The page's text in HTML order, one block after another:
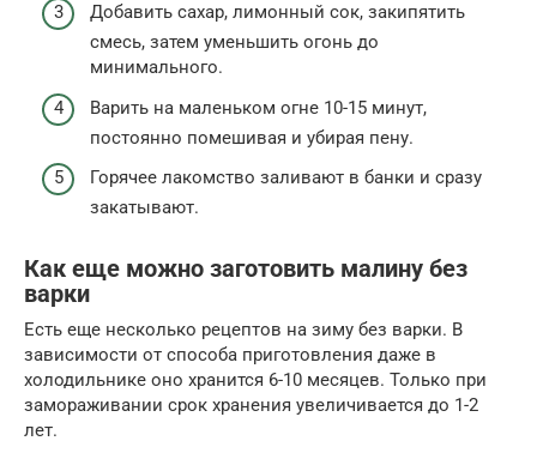
Добавить сахар, лимонный сок, закипятить
смесь, затем уменьшить огонь до
минимального.
Варить на маленьком огне 10-15 минут,
постоянно помешивая и убирая пену.
Горячее лакомство заливают в банки и сразу
закатывают.
Как еще можно заготовить малину без
варки
Есть еще несколько рецептов на зиму без варки. В
зависимости от способа приготовления даже в
холодильнике оно хранится 6-10 месяцев. Только при
замораживании срок хранения увеличивается до 1-2
лет.